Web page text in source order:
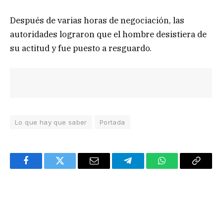
Después de varias horas de negociación, las
autoridades lograron que el hombre desistiera de
su actitud y fue puesto a resguardo.
Lo que hay que saber Portada
FacebookTwitter Email TelegramWhatsAppCopy